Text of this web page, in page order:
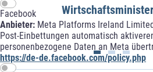
Facebook
Anbieter: Meta Platforms Ireland
Post-Einbettungen automatisch
personenbezogene Daten an Meta
https://de-de.facebook.com/policy.php